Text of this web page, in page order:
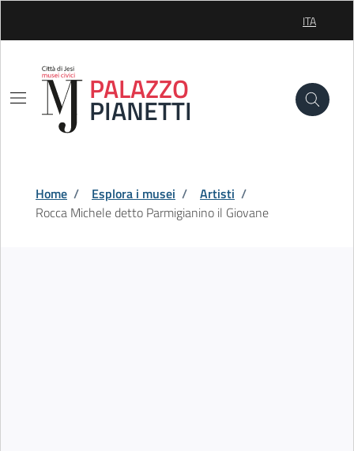
ITA
PALAZZO
PIANETTI
Home / Esplora i musei / Artisti /
Rocca Michele detto Parmigianino il Giovane